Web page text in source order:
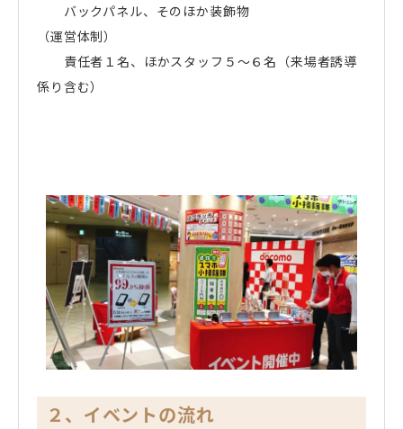
バックパネル、そのほか装飾物
（運営体制）
責任者１名、ほかスタッフ５～６名（来場者誘導
係り含む）
２、イベントの流れ